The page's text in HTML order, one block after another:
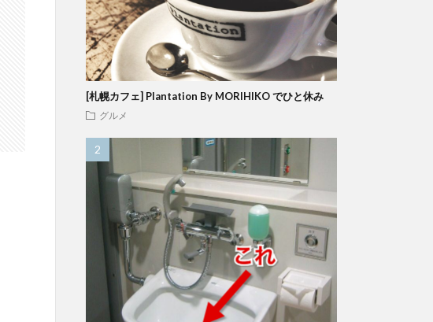
[札幌カフェ] Plantation By MORIHIKO でひと休み
グルメ